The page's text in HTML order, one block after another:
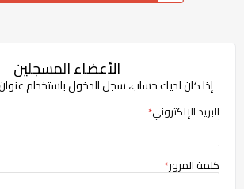
الأعضاء المسجلين
إذا كان لديك حساب، سجل الدخول باستخدام
البريد الإلكتروني
كلمة المرور